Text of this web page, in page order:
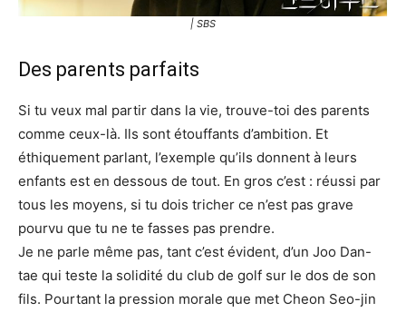
| SBS
Des parents parfaits
Si tu veux mal partir dans la vie, trouve-toi des parents
comme ceux-là. Ils sont étouffants d’ambition. Et
éthiquement parlant, l’exemple qu’ils donnent à leurs
enfants est en dessous de tout. En gros c’est : réussi par
tous les moyens, si tu dois tricher ce n’est pas grave
pourvu que tu ne te fasses pas prendre.
Je ne parle même pas, tant c’est évident, d’un Joo Dan-
tae qui teste la solidité du club de golf sur le dos de son
fils. Pourtant la pression morale que met Cheon Seo-jin